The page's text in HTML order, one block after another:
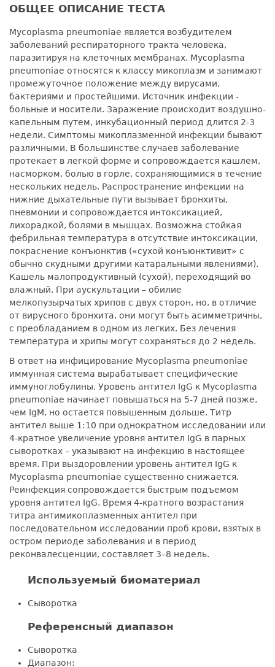
ОБЩЕЕ ОПИСАНИЕ ТЕСТА
Mycoplasma pneumoniae является возбудителем
заболеваний респираторного тракта человека,
паразитируя на клеточных мембранах. Mycoplasma
pneumoniae относятся к классу микоплазм и занимают
промежуточное положение между вирусами,
бактериями и простейшими. Источник инфекции -
больные и носители. Заражение происходит воздушно-
капельным путем, инкубационный период длится 2-3
недели. Симптомы микоплазменной инфекции бывают
различными. В большинстве случаев заболевание
протекает в легкой форме и сопровождается кашлем,
насморком, болью в горле, сохраняющимися в течение
нескольких недель. Распространение инфекции на
нижние дыхательные пути вызывает бронхиты,
пневмонии и сопровождается интоксикацией,
лихорадкой, болями в мышцах. Возможна стойкая
фебрильная температура в отсутствие интоксикации,
покраснение конъюнктив («сухой конъюнктивит» с
обычно скудными другими катаральными явлениями).
Кашель малопродуктивный (сухой), переходящий во
влажный. При аускультации – обилие
мелкопузырчатых хрипов с двух сторон, но, в отличие
от вирусного бронхита, они могут быть асимметричны,
с преобладанием в одном из легких. Без лечения
температура и хрипы могут сохраняться до 2 недель.
В ответ на инфицирование Mycoplasma pneumoniae
иммунная система вырабатывает специфические
иммуноглобулины. Уровень антител IgG к Mycoplasma
pneumoniae начинает повышаться на 5-7 дней позже,
чем IgM, но остается повышенным дольше. Титр
антител выше 1:10 при однократном исследовании или
4-кратное увеличение уровня антител IgG в парных
сыворотках – указывают на инфекцию в настоящее
время. При выздоровлении уровень антител IgG к
Mycoplasma pneumoniae существенно снижается.
Реинфекция сопровождается быстрым подъемом
уровня антител IgG. Время 4-кратного возрастания
титра антимикоплазменных антител при
последовательном исследовании проб крови, взятых в
остром периоде заболевания и в период
реконвалесценции, составляет 3–8 недель.
Используемый биоматериал
Сыворотка
Референсный диапазон
Сыворотка
Диапазон: